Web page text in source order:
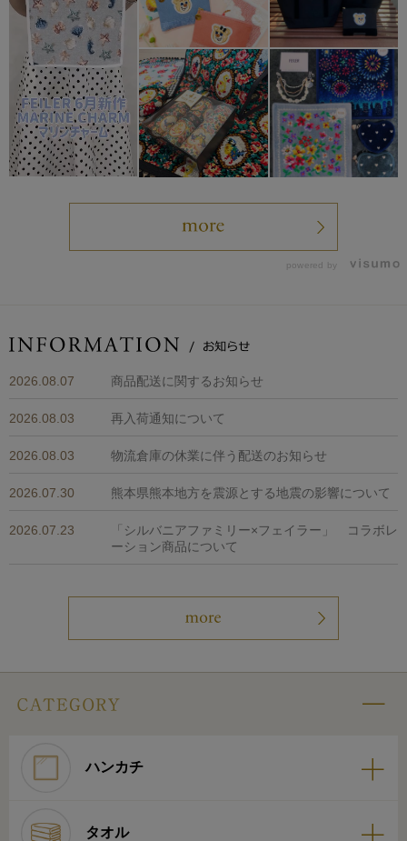
powered by
2026.08.07 商品配送に関するお知らせ
2026.08.03 再入荷通知について
2026.08.03 物流倉庫の休業に伴う配送のお知らせ
2026.07.30 熊本県熊本地方を震源とする地震の影響について
2026.07.23
「シルバニアファミリー×フェイラー」 コラボレ
ーション商品について
ハンカチ
タオル